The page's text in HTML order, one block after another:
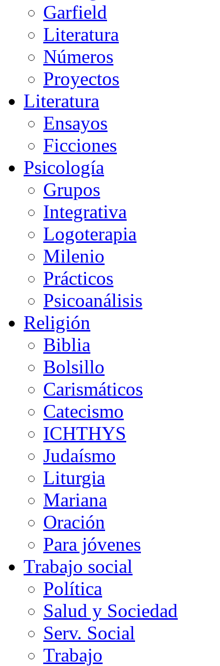
Garfield
Literatura
Números
Proyectos
Literatura
Ensayos
Ficciones
Psicología
Grupos
Integrativa
Logoterapia
Milenio
Prácticos
Psicoanálisis
Religión
Biblia
Bolsillo
Carismáticos
Catecismo
ICHTHYS
Judaísmo
Liturgia
Mariana
Oración
Para jóvenes
Trabajo social
Política
Salud y Sociedad
Serv. Social
Trabajo